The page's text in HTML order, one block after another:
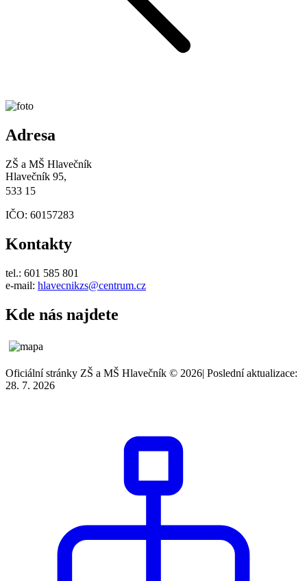
Adresa
ZŠ a MŠ Hlavečník
Hlavečník 95,
533 15
IČO: 60157283
Kontakty
tel.: 601 585 801
e-mail: hlavecnikzs@centrum.cz
Kde nás najdete
Oficiální stránky ZŠ a MŠ Hlavečník © 2026 Poslední aktualizace:
28. 7. 2026